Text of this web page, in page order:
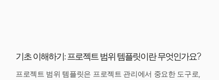
기초 이해하기: 프로젝트 범위 템플릿이란 무엇인가요?
프로젝트 범위 템플릿은 프로젝트 관리에서 중요한 도구로,